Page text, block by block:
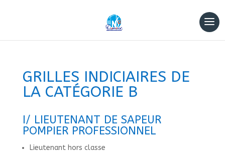
GRILLES INDICIAIRES DE
LA CATÉGORIE B
I/ LIEUTENANT DE SAPEUR
POMPIER PROFESSIONNEL
Lieutenant hors classe